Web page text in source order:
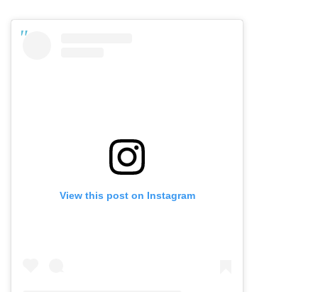
View this post on Instagram